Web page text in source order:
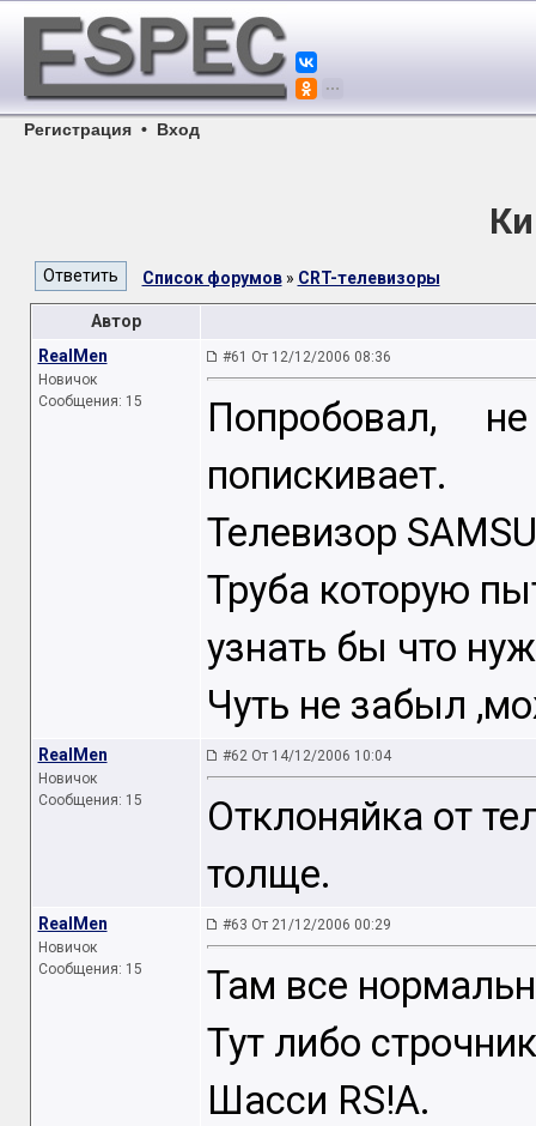
Регистрация • Вход
Список форумов» CRT-телевизоры
Автор
RealMen
Новичок
Сообщения: 15
#61 От 12/12/2006 08:36
Попробовал,
попискивает.
Телевизор
Труба которую
узнать бы что
Чуть не забыл
RealMen
Новичок
Сообщения: 15
#62 От 14/12/2006 10:04
Отклоняйка от
толще.
RealMen
Новичок
Сообщения: 15
#63 От 21/12/2006 00:29
Там все
Тут либо
Шасси RS!A.